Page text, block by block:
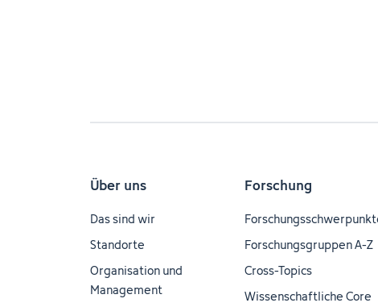
Über uns
Das sind wir
Standorte
Organisation und
Management
Forschung
Forschungsgruppen A-Z
Cross-Topics
Wissenschaftliche Core